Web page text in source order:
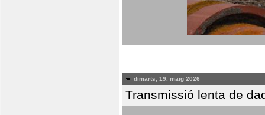
dimarts, 19. maig 2026
Transmissió lenta de